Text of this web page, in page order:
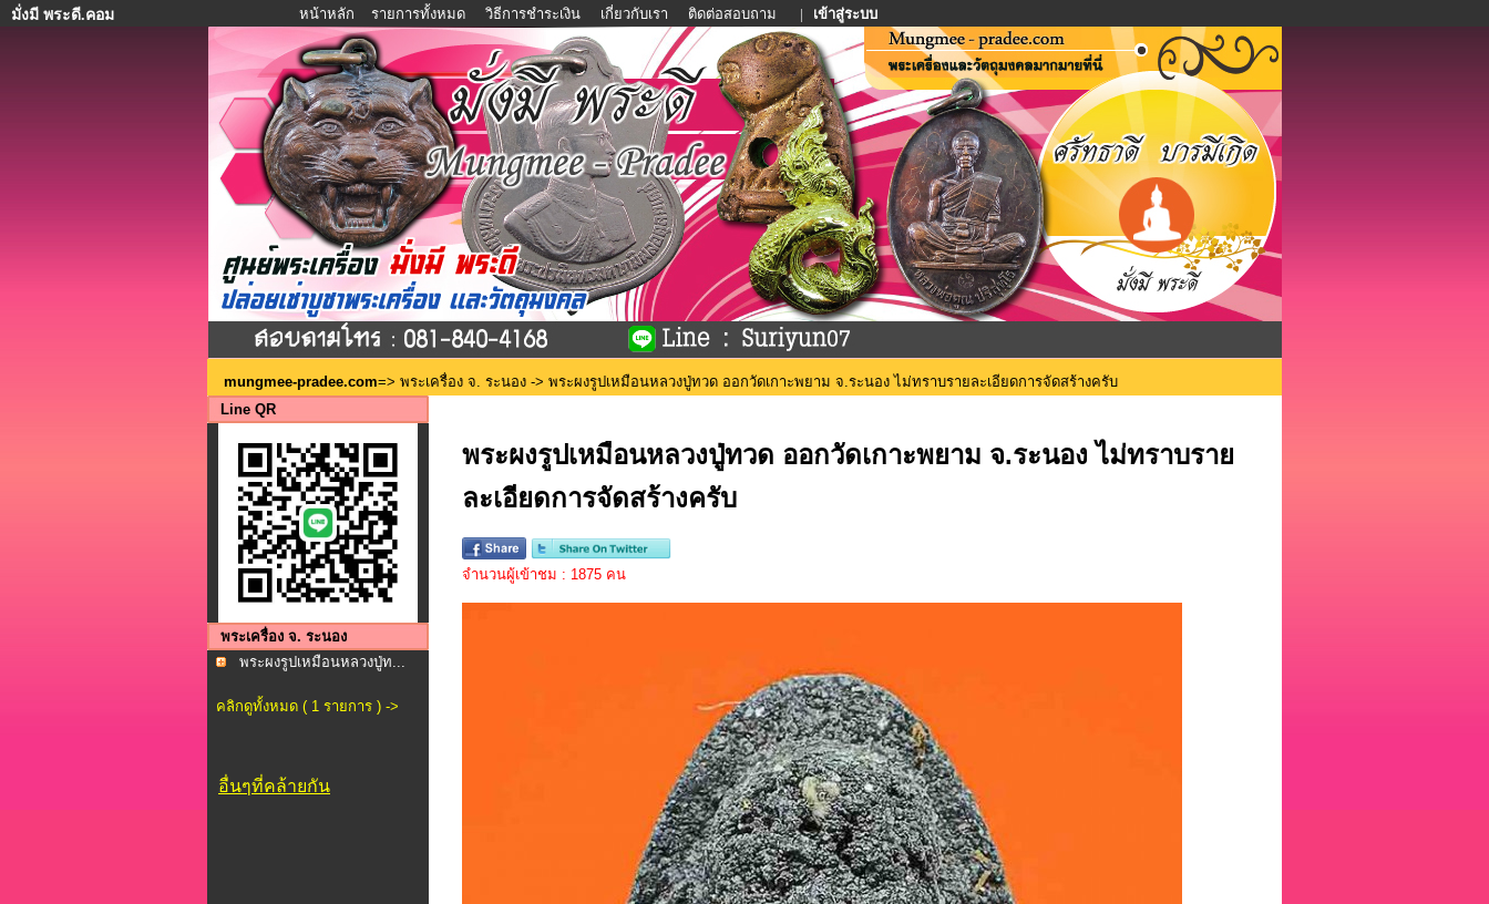
มั่งมี พระดี.คอม หน้าหลัก รายการทั้งหมด วิธีการชำระเงิน เกี่ยวกับเรา ติดต่อสอบถาม | เข้าสู่ระบบ
mungmee-pradee.com=> พระเครื่อง จ. ระนอง -> พระผงรูปเหมือนหลวงปู่ทวด ออกวัดเกาะพยาม จ.ระนอง ไม่ทราบรายละเอียดการจัดสร้างครับ
Line QR
พระเครื่อง จ. ระนอง
พระผงรูปเหมือนหลวงปู่ท...
คลิกดูทั้งหมด ( 1 รายการ ) ->
อื่นๆที่คล้ายกัน
พระผงรูปเหมือนหลวงปู่ทวด ออกวัดเกาะพยาม จ.ระนอง ไม่ทราบราย
ละเอียดการจัดสร้างครับ
จำนวนผู้เข้าชม : 1875 คน